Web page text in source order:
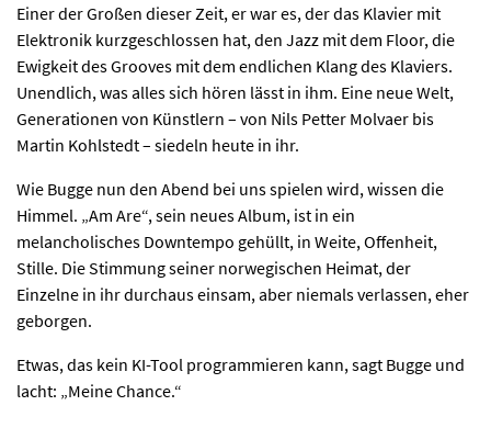
Facebook Newsletter
Ticktes kaufen
Kontakt
Einer der Großen dieser Zeit, er war es, der das Klavier mit
Elektronik kurzgeschlossen hat, den Jazz mit dem Floor, die
Ewigkeit des Grooves mit dem endlichen Klang des Klaviers.
Unendlich, was alles sich hören lässt in ihm. Eine neue Welt,
Generationen von Künstlern – von Nils Petter Molvaer bis
Martin Kohlstedt – siedeln heute in ihr.
Wie Bugge nun den Abend bei uns spielen wird, wissen die
Himmel. „Am Are“, sein neues Album, ist in ein
melancholisches Downtempo gehüllt, in Weite, Offenheit,
Stille. Die Stimmung seiner norwegischen Heimat, der
Einzelne in ihr durchaus einsam, aber niemals verlassen, eher
geborgen.
Etwas, das kein KI-Tool programmieren kann, sagt Bugge und
lacht: „Meine Chance.“